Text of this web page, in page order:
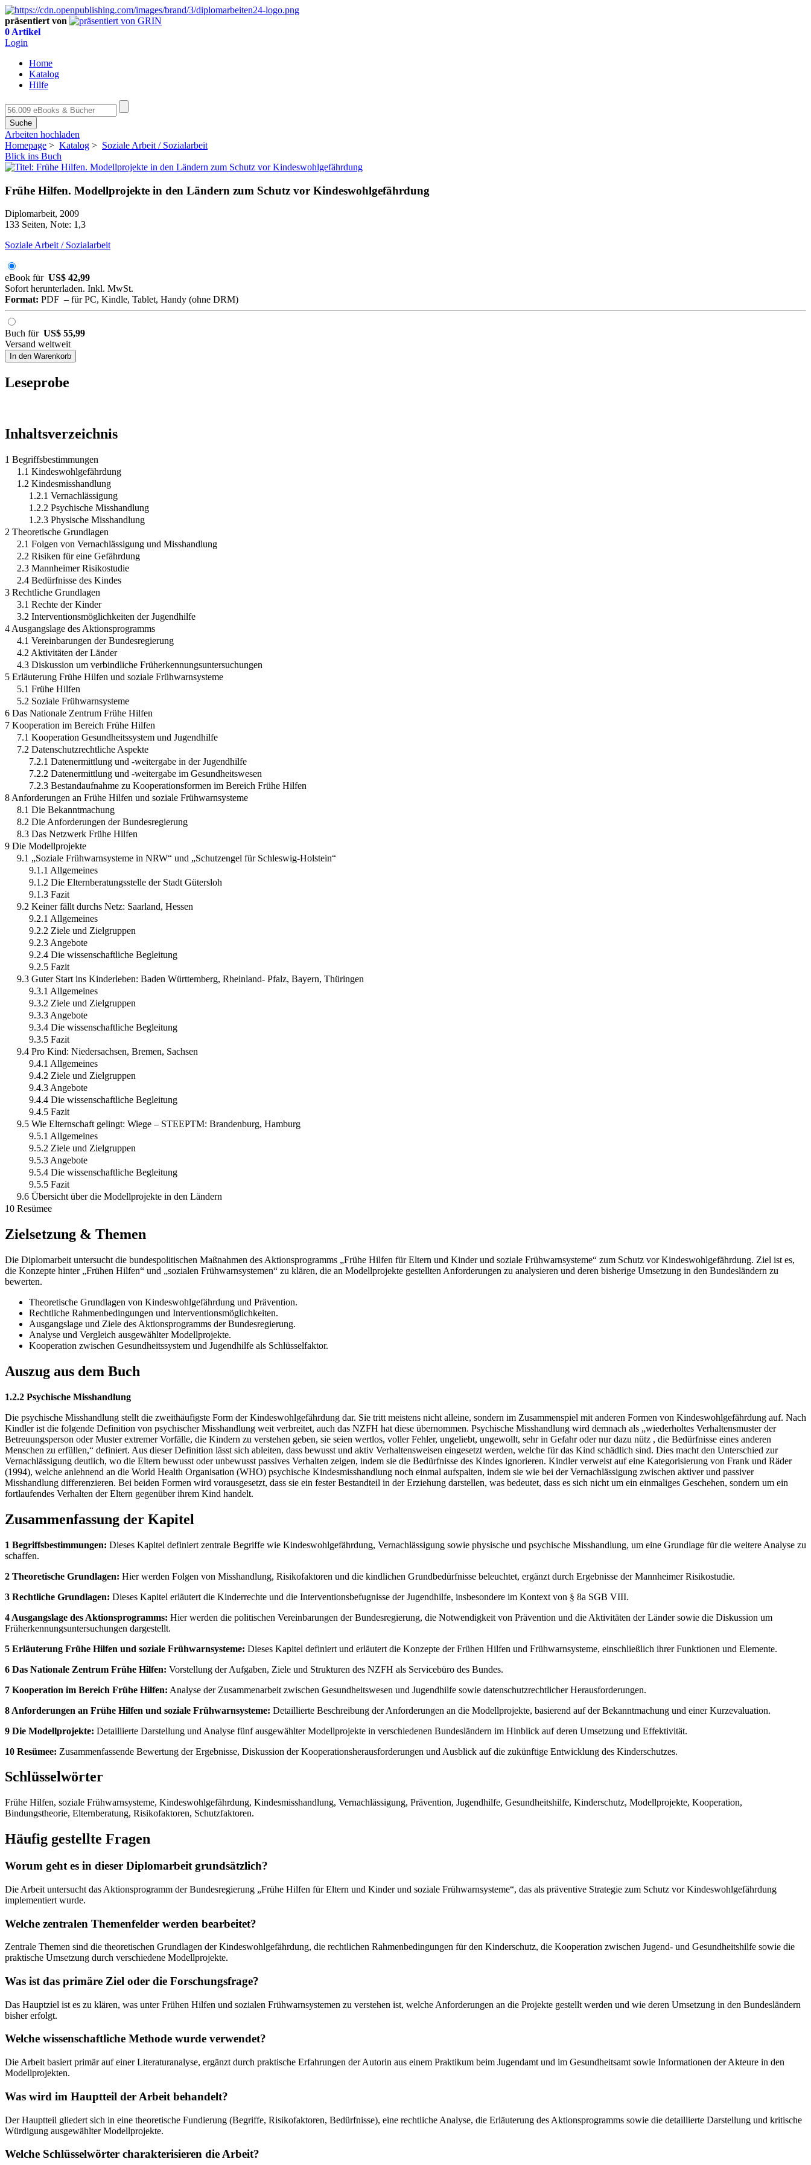
präsentiert von
0 Artikel
Login
Home
Katalog
Hilfe
Suche
Arbeiten hochladen
Homepage > Katalog > Soziale Arbeit / Sozialarbeit
Blick ins Buch
Frühe Hilfen. Modellprojekte in den Ländern zum Schutz vor Kindeswohlgefährdung
Diplomarbeit, 2009
133 Seiten, Note: 1,3
Soziale Arbeit / Sozialarbeit
eBook für US$ 42,99
Sofort herunterladen. Inkl. MwSt.
Format: PDF – für PC, Kindle, Tablet, Handy (ohne DRM)
Buch für US$ 55,99
Versand weltweit
In den Warenkorb
Leseprobe
Inhaltsverzeichnis
1 Begriffsbestimmungen
1.1 Kindeswohlgefährdung
1.2 Kindesmisshandlung
1.2.1 Vernachlässigung
1.2.2 Psychische Misshandlung
1.2.3 Physische Misshandlung
2 Theoretische Grundlagen
2.1 Folgen von Vernachlässigung und Misshandlung
2.2 Risiken für eine Gefährdung
2.3 Mannheimer Risikostudie
2.4 Bedürfnisse des Kindes
3 Rechtliche Grundlagen
3.1 Rechte der Kinder
3.2 Interventionsmöglichkeiten der Jugendhilfe
4 Ausgangslage des Aktionsprogramms
4.1 Vereinbarungen der Bundesregierung
4.2 Aktivitäten der Länder
4.3 Diskussion um verbindliche Früherkennungsuntersuchungen
5 Erläuterung Frühe Hilfen und soziale Frühwarnsysteme
5.1 Frühe Hilfen
5.2 Soziale Frühwarnsysteme
6 Das Nationale Zentrum Frühe Hilfen
7 Kooperation im Bereich Frühe Hilfen
7.1 Kooperation Gesundheitssystem und Jugendhilfe
7.2 Datenschutzrechtliche Aspekte
7.2.1 Datenermittlung und -weitergabe in der Jugendhilfe
7.2.2 Datenermittlung und -weitergabe im Gesundheitswesen
7.2.3 Bestandaufnahme zu Kooperationsformen im Bereich Frühe Hilfen
8 Anforderungen an Frühe Hilfen und soziale Frühwarnsysteme
8.1 Die Bekanntmachung
8.2 Die Anforderungen der Bundesregierung
8.3 Das Netzwerk Frühe Hilfen
9 Die Modellprojekte
9.1 „Soziale Frühwarnsysteme in NRW“ und „Schutzengel für Schleswig-Holstein“
9.1.1 Allgemeines
9.1.2 Die Elternberatungsstelle der Stadt Gütersloh
9.1.3 Fazit
9.2 Keiner fällt durchs Netz: Saarland, Hessen
9.2.1 Allgemeines
9.2.2 Ziele und Zielgruppen
9.2.3 Angebote
9.2.4 Die wissenschaftliche Begleitung
9.2.5 Fazit
9.3 Guter Start ins Kinderleben: Baden Württemberg, Rheinland- Pfalz, Bayern, Thüringen
9.3.1 Allgemeines
9.3.2 Ziele und Zielgruppen
9.3.3 Angebote
9.3.4 Die wissenschaftliche Begleitung
9.3.5 Fazit
9.4 Pro Kind: Niedersachsen, Bremen, Sachsen
9.4.1 Allgemeines
9.4.2 Ziele und Zielgruppen
9.4.3 Angebote
9.4.4 Die wissenschaftliche Begleitung
9.4.5 Fazit
9.5 Wie Elternschaft gelingt: Wiege – STEEPTM: Brandenburg, Hamburg
9.5.1 Allgemeines
9.5.2 Ziele und Zielgruppen
9.5.3 Angebote
9.5.4 Die wissenschaftliche Begleitung
9.5.5 Fazit
9.6 Übersicht über die Modellprojekte in den Ländern
10 Resümee
Zielsetzung & Themen
Die Diplomarbeit untersucht die bundespolitischen Maßnahmen des Aktionsprogramms „Frühe Hilfen für Eltern und Kinder und soziale Frühwarnsysteme“ zum Schutz vor Kindeswohlgefährdung. Ziel ist es,
die Konzepte hinter „Frühen Hilfen“ und „sozialen Frühwarnsystemen“ zu klären, die an Modellprojekte gestellten Anforderungen zu analysieren und deren bisherige Umsetzung in den Bundesländern zu
bewerten.
Theoretische Grundlagen von Kindeswohlgefährdung und Prävention.
Rechtliche Rahmenbedingungen und Interventionsmöglichkeiten.
Ausgangslage und Ziele des Aktionsprogramms der Bundesregierung.
Analyse und Vergleich ausgewählter Modellprojekte.
Kooperation zwischen Gesundheitssystem und Jugendhilfe als Schlüsselfaktor.
Auszug aus dem Buch
1.2.2 Psychische Misshandlung
Die psychische Misshandlung stellt die zweithäufigste Form der Kindeswohlgefährdung dar. Sie tritt meistens nicht alleine, sondern im Zusammenspiel mit anderen Formen von Kindeswohlgefährdung auf. Nach
Kindler ist die folgende Definition von psychischer Misshandlung weit verbreitet, auch das NZFH hat diese übernommen. Psychische Misshandlung wird demnach als „wiederholtes Verhaltensmuster der
Betreuungsperson oder Muster extremer Vorfälle, die Kindern zu verstehen geben, sie seien wertlos, voller Fehler, ungeliebt, ungewollt, sehr in Gefahr oder nur dazu nütz , die Bedürfnisse eines anderen
Menschen zu erfüllen,“ definiert. Aus dieser Definition lässt sich ableiten, dass bewusst und aktiv Verhaltensweisen eingesetzt werden, welche für das Kind schädlich sind. Dies macht den Unterschied zur
Vernachlässigung deutlich, wo die Eltern bewusst oder unbewusst passives Verhalten zeigen, indem sie die Bedürfnisse des Kindes ignorieren. Kindler verweist auf eine Kategorisierung von Frank und Räder
(1994), welche anlehnend an die World Health Organisation (WHO) psychische Kindesmisshandlung noch einmal aufspalten, indem sie wie bei der Vernachlässigung zwischen aktiver und passiver
Misshandlung differenzieren. Bei beiden Formen wird vorausgesetzt, dass sie ein fester Bestandteil in der Erziehung darstellen, was bedeutet, dass es sich nicht um ein einmaliges Geschehen, sondern um ein
fortlaufendes Verhalten der Eltern gegenüber ihrem Kind handelt.
Zusammenfassung der Kapitel
1 Begriffsbestimmungen: Dieses Kapitel definiert zentrale Begriffe wie Kindeswohlgefährdung, Vernachlässigung sowie physische und psychische Misshandlung, um eine Grundlage für die weitere Analyse zu
schaffen.
2 Theoretische Grundlagen: Hier werden Folgen von Misshandlung, Risikofaktoren und die kindlichen Grundbedürfnisse beleuchtet, ergänzt durch Ergebnisse der Mannheimer Risikostudie.
3 Rechtliche Grundlagen: Dieses Kapitel erläutert die Kinderrechte und die Interventionsbefugnisse der Jugendhilfe, insbesondere im Kontext von § 8a SGB VIII.
4 Ausgangslage des Aktionsprogramms: Hier werden die politischen Vereinbarungen der Bundesregierung, die Notwendigkeit von Prävention und die Aktivitäten der Länder sowie die Diskussion um
Früherkennungsuntersuchungen dargestellt.
5 Erläuterung Frühe Hilfen und soziale Frühwarnsysteme: Dieses Kapitel definiert und erläutert die Konzepte der Frühen Hilfen und Frühwarnsysteme, einschließlich ihrer Funktionen und Elemente.
6 Das Nationale Zentrum Frühe Hilfen: Vorstellung der Aufgaben, Ziele und Strukturen des NZFH als Servicebüro des Bundes.
7 Kooperation im Bereich Frühe Hilfen: Analyse der Zusammenarbeit zwischen Gesundheitswesen und Jugendhilfe sowie datenschutzrechtlicher Herausforderungen.
8 Anforderungen an Frühe Hilfen und soziale Frühwarnsysteme: Detaillierte Beschreibung der Anforderungen an die Modellprojekte, basierend auf der Bekanntmachung und einer Kurzevaluation.
9 Die Modellprojekte: Detaillierte Darstellung und Analyse fünf ausgewählter Modellprojekte in verschiedenen Bundesländern im Hinblick auf deren Umsetzung und Effektivität.
10 Resümee: Zusammenfassende Bewertung der Ergebnisse, Diskussion der Kooperationsherausforderungen und Ausblick auf die zukünftige Entwicklung des Kinderschutzes.
Schlüsselwörter
Frühe Hilfen, soziale Frühwarnsysteme, Kindeswohlgefährdung, Kindesmisshandlung, Vernachlässigung, Prävention, Jugendhilfe, Gesundheitshilfe, Kinderschutz, Modellprojekte, Kooperation,
Bindungstheorie, Elternberatung, Risikofaktoren, Schutzfaktoren.
Häufig gestellte Fragen
Worum geht es in dieser Diplomarbeit grundsätzlich?
Die Arbeit untersucht das Aktionsprogramm der Bundesregierung „Frühe Hilfen für Eltern und Kinder und soziale Frühwarnsysteme“, das als präventive Strategie zum Schutz vor Kindeswohlgefährdung
implementiert wurde.
Welche zentralen Themenfelder werden bearbeitet?
Zentrale Themen sind die theoretischen Grundlagen der Kindeswohlgefährdung, die rechtlichen Rahmenbedingungen für den Kinderschutz, die Kooperation zwischen Jugend- und Gesundheitshilfe sowie die
praktische Umsetzung durch verschiedene Modellprojekte.
Was ist das primäre Ziel oder die Forschungsfrage?
Das Hauptziel ist es zu klären, was unter Frühen Hilfen und sozialen Frühwarnsystemen zu verstehen ist, welche Anforderungen an die Projekte gestellt werden und wie deren Umsetzung in den Bundesländern
bisher erfolgt.
Welche wissenschaftliche Methode wurde verwendet?
Die Arbeit basiert primär auf einer Literaturanalyse, ergänzt durch praktische Erfahrungen der Autorin aus einem Praktikum beim Jugendamt und im Gesundheitsamt sowie Informationen der Akteure in den
Modellprojekten.
Was wird im Hauptteil der Arbeit behandelt?
Der Hauptteil gliedert sich in eine theoretische Fundierung (Begriffe, Risikofaktoren, Bedürfnisse), eine rechtliche Analyse, die Erläuterung des Aktionsprogramms sowie die detaillierte Darstellung und kritische
Würdigung ausgewählter Modellprojekte.
Welche Schlüsselwörter charakterisieren die Arbeit?